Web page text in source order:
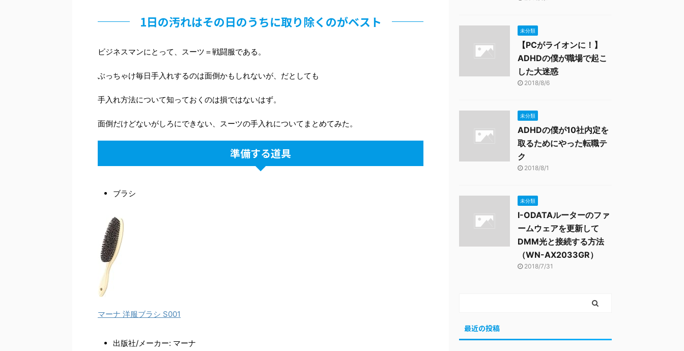
1日の汚れはその日のうちに取り除くのがベスト
ビジネスマンにとって、スーツ＝戦闘服である。
ぶっちゃけ毎日手入れするのは面倒かもしれないが、だとしても
手入れ方法について知っておくのは損ではないはず。
面倒だけどないがしろにできない、スーツの手入れについてまとめてみた。
準備する道具
ブラシ
マーナ 洋服ブラシ S001
出版社/メーカー: マーナ
未分類
【PCがライオンに！】
ADHDの僕が職場で起こ
した大迷惑
2018/8/6
未分類
ADHDの僕が10社内定を
取るためにやった転職テ
ク
2018/8/1
未分類
I-ODATAルーターのファ
ームウェアを更新して
DMM光と接続する方法
（WN-AX2033GR）
2018/7/31
最近の投稿